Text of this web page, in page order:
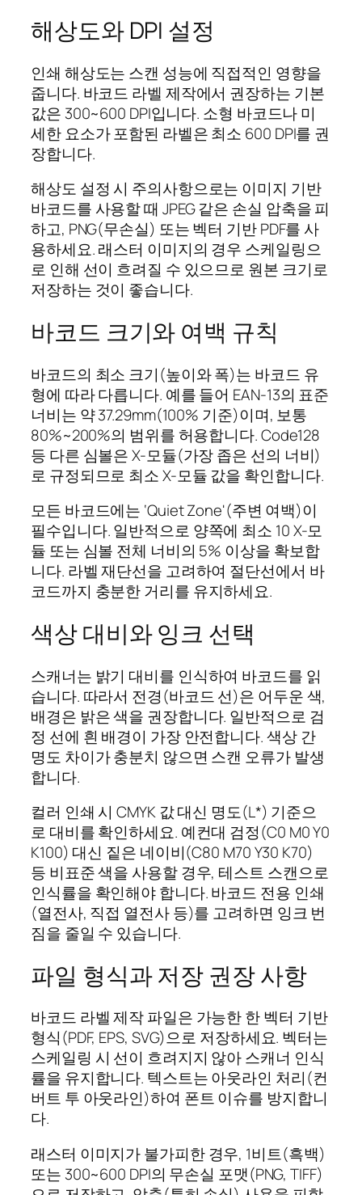
해상도와 DPI 설정
인쇄 해상도는 스캔 성능에 직접적인 영향을
줍니다. 바코드 라벨 제작에서 권장하는 기본
값은 300~600 DPI입니다. 소형 바코드나 미
세한 요소가 포함된 라벨은 최소 600 DPI를 권
장합니다.
해상도 설정 시 주의사항으로는 이미지 기반
바코드를 사용할 때 JPEG 같은 손실 압축을 피
하고, PNG(무손실) 또는 벡터 기반 PDF를 사
용하세요. 래스터 이미지의 경우 스케일링으
로 인해 선이 흐려질 수 있으므로 원본 크기로
저장하는 것이 좋습니다.
바코드 크기와 여백 규칙
바코드의 최소 크기(높이와 폭)는 바코드 유
형에 따라 다릅니다. 예를 들어 EAN-13의 표준
너비는 약 37.29mm(100% 기준)이며, 보통
80%~200%의 범위를 허용합니다. Code128
등 다른 심볼은 X-모듈(가장 좁은 선의 너비)
로 규정되므로 최소 X-모듈 값을 확인합니다.
모든 바코드에는 ‘Quiet Zone'(주변 여백)이
필수입니다. 일반적으로 양쪽에 최소 10 X-모
듈 또는 심볼 전체 너비의 5% 이상을 확보합
니다. 라벨 재단선을 고려하여 절단선에서 바
코드까지 충분한 거리를 유지하세요.
색상 대비와 잉크 선택
스캐너는 밝기 대비를 인식하여 바코드를 읽
습니다. 따라서 전경(바코드 선)은 어두운 색,
배경은 밝은 색을 권장합니다. 일반적으로 검
정 선에 흰 배경이 가장 안전합니다. 색상 간
명도 차이가 충분치 않으면 스캔 오류가 발생
합니다.
컬러 인쇄 시 CMYK 값 대신 명도(L*) 기준으
로 대비를 확인하세요. 예컨대 검정(C0 M0 Y0
K100) 대신 짙은 네이비(C80 M70 Y30 K70)
등 비표준 색을 사용할 경우, 테스트 스캔으로
인식률을 확인해야 합니다. 바코드 전용 인쇄
(열전사, 직접 열전사 등)를 고려하면 잉크 번
짐을 줄일 수 있습니다.
파일 형식과 저장 권장 사항
바코드 라벨 제작 파일은 가능한 한 벡터 기반
형식(PDF, EPS, SVG)으로 저장하세요. 벡터는
스케일링 시 선이 흐려지지 않아 스캐너 인식
률을 유지합니다. 텍스트는 아웃라인 처리(컨
버트 투 아웃라인)하여 폰트 이슈를 방지합니
다.
래스터 이미지가 불가피한 경우, 1비트(흑백)
또는 300~600 DPI의 무손실 포맷(PNG, TIFF)